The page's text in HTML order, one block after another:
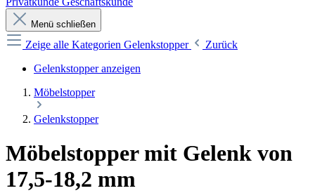
Menü schließen
Zeige alle Kategorien Gelenkstopper
Zurück
Gelenkstopper anzeigen
Möbelstopper
Gelenkstopper
Möbelstopper mit Gelenk von
17,5-18,2 mm